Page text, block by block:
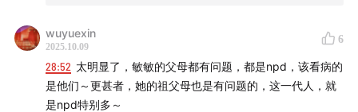
wuyuexin
2025.10.09
6
28:52 太明显了，敏敏的父母都有问题，都是npd，该看病的
是他们～更甚者，她的祖父母也是有问题的，这一代人，就
是npd特别多～